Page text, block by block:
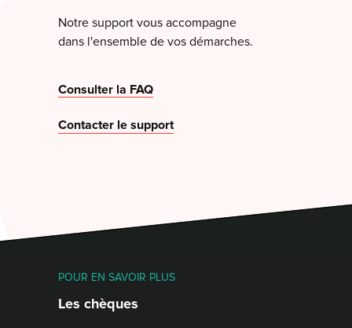
Notre support vous accompagne
dans l'ensemble de vos démarches.
Consulter la FAQ
Contacter le support
POUR EN SAVOIR PLUS
Les chèques